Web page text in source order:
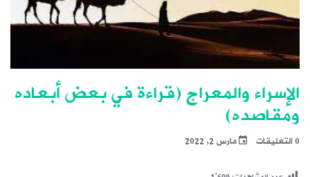
الإسراء والمعراج (قراءة في بعض أبعاده
ومقاصده)
0 التعليقات مارس 2, 2022